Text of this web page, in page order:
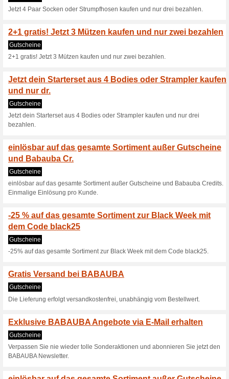
Aktuelle Angebote
jetzt 20 % bei der
Gutscheine
jetzt 20% bei der ersten
-25 % Rabatt auf
Gutscheine
-25% Rabatt auf (fast) das
einlsbar auf das
und Babauba Cr.